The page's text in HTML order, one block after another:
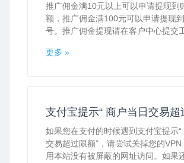
推广佣金满10元以上可以申请提现到
额，推广佣金满100元可以申请提现
号。推广佣金提现请在客户中心提交
更多 »
支付宝提示“ 商户当日交易超
如果您在支付的时候遇到支付宝提示“
交易超过限额”，请尝试关掉您的
用本站没有被屏蔽的网址访问。如果